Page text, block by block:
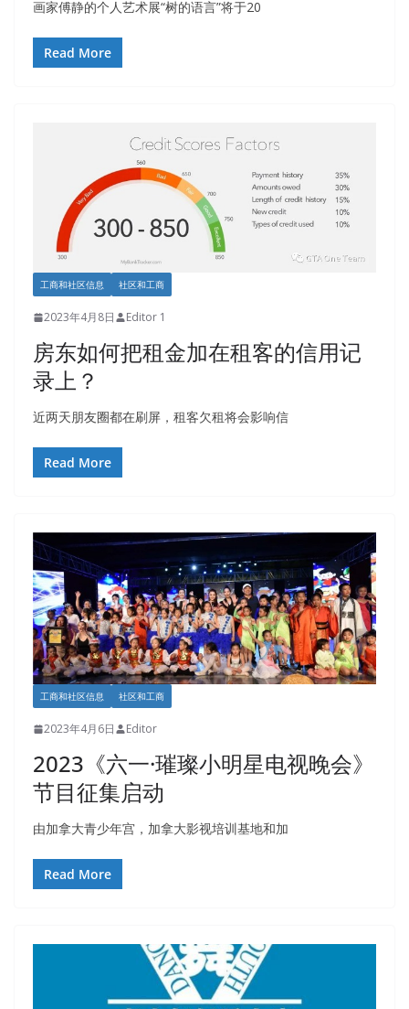
画家傅静的个人艺术展“树的语言”将于20
Read More
工商和社区信息 社区和工商
2023年4月8日 Editor 1
房东如何把租金加在租客的信用记
录上？
近两天朋友圈都在刷屏，租客欠租将会影响信
Read More
工商和社区信息 社区和工商
2023年4月6日 Editor
2023《六一·璀璨小明星电视晚会》
节目征集启动
由加拿大青少年宫，加拿大影视培训基地和加
Read More